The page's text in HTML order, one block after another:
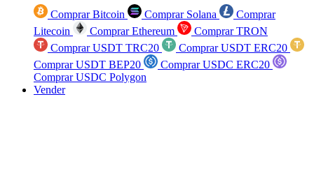
Comprar Bitcoin Comprar Solana
Comprar
Litecoin
Comprar Ethereum
Comprar TRON
Comprar USDT TRC20
Comprar USDT ERC20
Comprar USDT BEP20
Comprar USDC ERC20
Comprar USDC Polygon
Vender